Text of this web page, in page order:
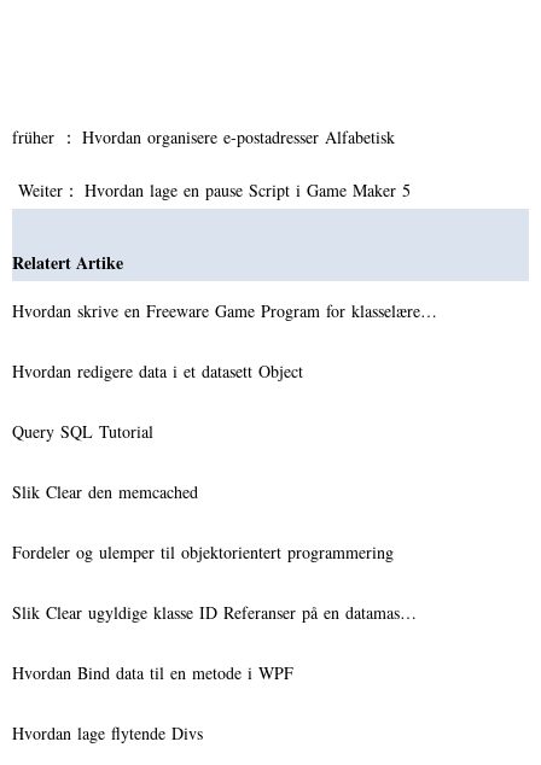
früher ： Hvordan organisere e-postadresser Alfabetisk
Weiter： Hvordan lage en pause Script i Game Maker 5
Relatert Artike
Hvordan skrive en Freeware Game Program for klasselære…
Hvordan redigere data i et datasett Object
Query SQL Tutorial
Slik Clear den memcached
Fordeler og ulemper til objektorientert programmering
Slik Clear ugyldige klasse ID Referanser på en datamas…
Hvordan Bind data til en metode i WPF
Hvordan lage flytende Divs